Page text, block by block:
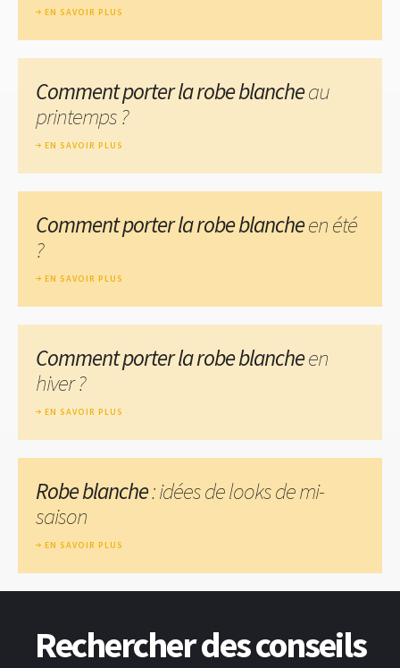
EN SAVOIR PLUS
Comment porter la robe blancheau
printemps ?
EN SAVOIR PLUS
Comment porter la robe blancheen été
?
EN SAVOIR PLUS
Comment porter la robe blancheen
hiver ?
EN SAVOIR PLUS
Robe blanche: idées de looks de mi-
saison
EN SAVOIR PLUS
Rechercher des conseils